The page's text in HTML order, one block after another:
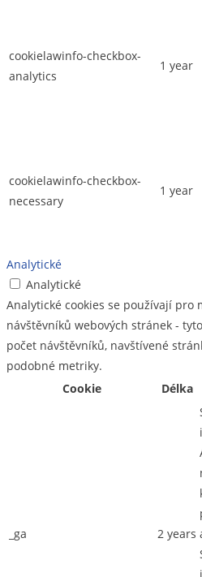
cookielawinfo-checkbox-
analytics
1 year
cookielawinfo-checkbox-
necessary
1 year
Analytické
Analytické
Analytické cookies se používají pro
návštěvníků webových stránek -
počet návštěvníků, navštívené
podobné metriky.
Cookie
Délka
_ga 2 years